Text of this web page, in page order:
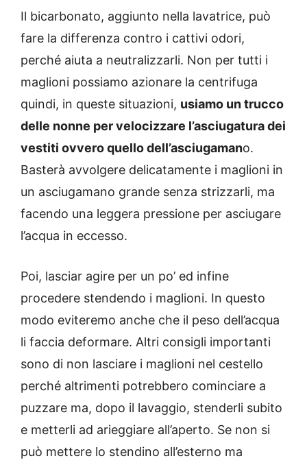
Il bicarbonato, aggiunto nella lavatrice, può
fare la differenza contro i cattivi odori,
perché aiuta a neutralizzarli. Non per tutti i
maglioni possiamo azionare la centrifuga
quindi, in queste situazioni, usiamo un trucco
delle nonne per velocizzare l’asciugatura dei
vestiti ovvero quello dell’asciugamano.
Basterà avvolgere delicatamente i maglioni in
un asciugamano grande senza strizzarli, ma
facendo una leggera pressione per asciugare
l’acqua in eccesso.
Poi, lasciar agire per un po’ ed infine
procedere stendendo i maglioni. In questo
modo eviteremo anche che il peso dell’acqua
li faccia deformare. Altri consigli importanti
sono di non lasciare i maglioni nel cestello
perché altrimenti potrebbero cominciare a
puzzare ma, dopo il lavaggio, stenderli subito
e metterli ad arieggiare all’aperto. Se non si
può mettere lo stendino all’esterno ma